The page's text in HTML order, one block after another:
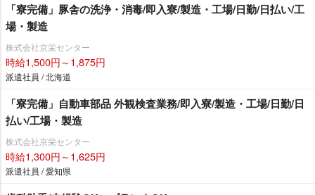
「寮完備」豚舎の洗浄・消毒/即入寮/製造・工場/日勤/日払い/工
場・製造
株式会社京栄センター
時給1,500円～1,875円
派遣社員 / 北海道
「寮完備」自動車部品 外観検査業務/即入寮/製造・工場/日勤/日
払い/工場・製造
株式会社京栄センター
時給1,300円～1,625円
派遣社員 / 愛知県